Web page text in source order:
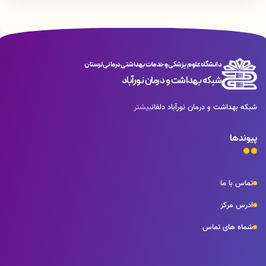
دانشگاه علوم پزشکی و خدمات بهداشتی درمانی لرستان
شبکه بهداشت و درمان نورآباد
شبکه بهداشت و درمان نورآباد دلفانبیشتر
پیوندها
تماس با ما
ادرس مرکز
شماه های تماس